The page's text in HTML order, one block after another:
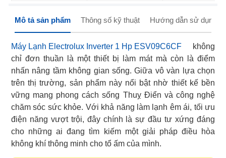
Mô tả sản phẩm Thông số kỹ thuật Hướng dẫn sử dụng
Máy Lạnh Electrolux Inverter 1 Hp ESV09C6CF không
chỉ đơn thuần là một thiết bị làm mát mà còn là điểm
nhấn nâng tầm không gian sống. Giữa vô vàn lựa chọn
trên thị trường, sản phẩm này nổi bật nhờ thiết kế bền
vững mang phong cách sống Thuỵ Điển và công nghệ
chăm sóc sức khỏe. Với khả năng làm lạnh êm ái, tối ưu
điện năng vượt trội, đây chính là sự đầu tư xứng đáng
cho những ai đang tìm kiếm một giải pháp điều hòa
không khí thông minh cho tổ ấm của mình.